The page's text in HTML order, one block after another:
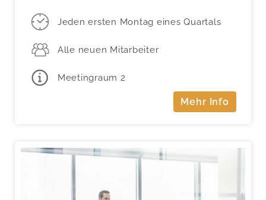
Jeden ersten Montag eines Quartals
Alle neuen Mitarbeiter
Meetingraum 2
Mehr Info